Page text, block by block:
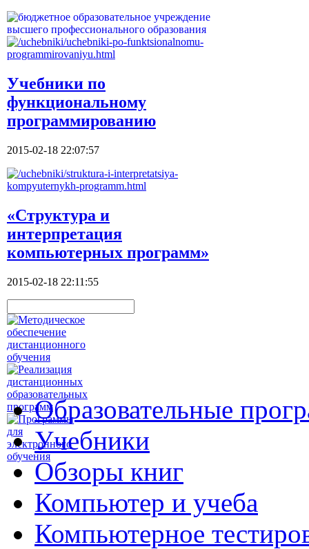
Учебники по
функциональному
программированию
2015-02-18 22:07:57
«Структура и
интерпретация
компьютерных программ»
2015-02-18 22:11:55
Образовательные
Учебники
Обзоры книг
Компьютер и учеба
Компьютерное